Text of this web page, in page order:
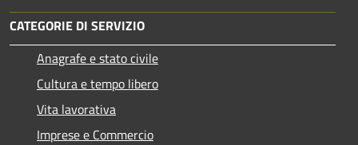
CATEGORIE DI SERVIZIO
Anagrafe e stato civile
Cultura e tempo libero
Vita lavorativa
Imprese e Commercio